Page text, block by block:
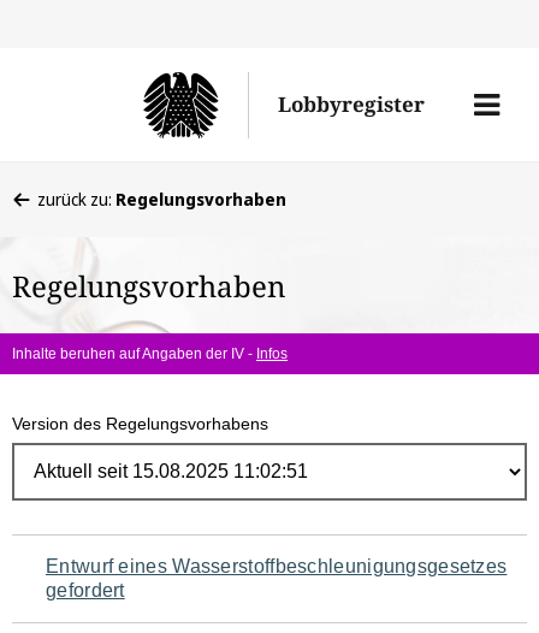
Lobbyregister
Menü
befinden
hier:
zurück zu: Regelungsvorhaben
Regelungsvorhaben
Inhalte beruhen auf Angaben der IV - Infos
Version des Regelungsvorhabens
Navigation
für
Entwurf eines Wasserstoffbeschleunigungsgesetzes
gefordert